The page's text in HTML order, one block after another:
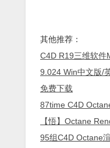
其他推荐：
C4D R19三维软件
9.024 Win中文版/
免费下载
87time C4D
【悟】Octane
95组C4D Octane